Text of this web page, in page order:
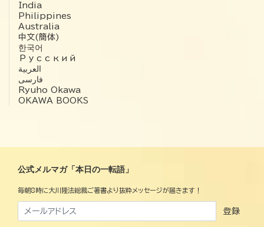
India
Philippines
Australia
中文(簡体)
한국어
Русский
العربية‏
فارسی
Ryuho Okawa
OKAWA BOOKS
公式メルマガ「本日の一転語」
毎朝8時に大川隆法総裁ご著書より抜粋メッセージが届きます！
登録